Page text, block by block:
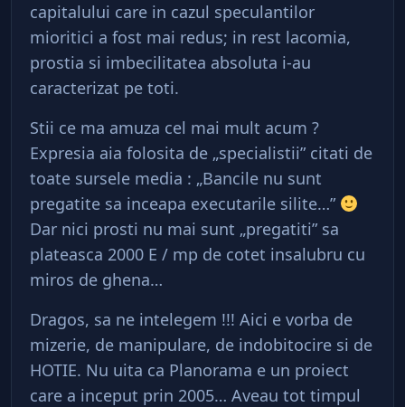
capitalului care in cazul speculantilor
mioritici a fost mai redus; in rest lacomia,
prostia si imbecilitatea absoluta i-au
caracterizat pe toti.
Stii ce ma amuza cel mai mult acum ?
Expresia aia folosita de „specialistii” citati de
toate sursele media : „Bancile nu sunt
pregatite sa inceapa executarile silite…”
Dar nici prosti nu mai sunt „pregatiti” sa
plateasca 2000 E / mp de cotet insalubru cu
miros de ghena…
Dragos, sa ne intelegem !!! Aici e vorba de
mizerie, de manipulare, de indobitocire si de
HOTIE. Nu uita ca Planorama e un proiect
care a inceput prin 2005… Aveau tot timpul